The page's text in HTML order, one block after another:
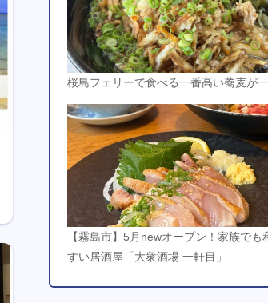
桜島フェリーで食べる一番高い蕎麦が一
【霧島市】5月newオープン！家族でも
すい居酒屋「大衆酒場 一軒目」